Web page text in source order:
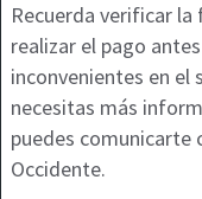
Recuerda verificar
realizar el pago
inconvenientes en el
necesitas más
puedes comunicarte
Occidente.